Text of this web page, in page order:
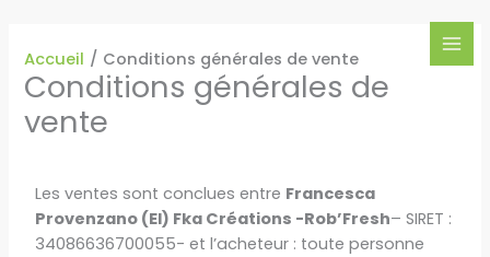
contenu
Accueil Conditions générales de vente
Conditions générales de
vente
Les ventes sont conclues entre Francesca
Provenzano (EI) Fka Créations -Rob’Fresh– SIRET :
34086636700055- et l’acheteur : toute personne